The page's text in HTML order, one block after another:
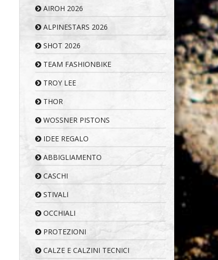
AIROH 2026
ALPINESTARS 2026
SHOT 2026
TEAM FASHIONBIKE
TROY LEE
THOR
WOSSNER PISTONS
IDEE REGALO
ABBIGLIAMENTO
CASCHI
STIVALI
OCCHIALI
PROTEZIONI
CALZE E CALZINI TECNICI